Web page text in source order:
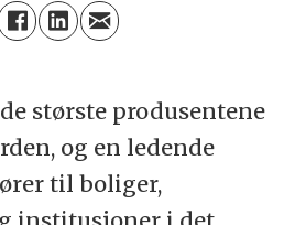
største produsentene
og en ledende
til boliger,